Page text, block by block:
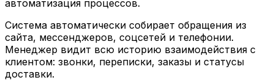
автоматизация процессов.
Система автоматически собирает обращения из
сайта, мессенджеров, соцсетей и телефонии.
Менеджер видит всю историю взаимодействия с
клиентом: звонки, переписки, заказы и статусы
доставки.